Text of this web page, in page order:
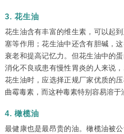
3. 花生油
花生油含有丰富的维生素，可以起
塞等作用；花生油中还含有胆碱，
衰老和提高记忆力。但花生油中的
消化不良或患有慢性胃炎的人来说
花生油时，应选择正规厂家优质的
曲霉毒素，而这种毒素特别容易溶于
4. 橄榄油
最健康也是最昂贵的油。橄榄油被